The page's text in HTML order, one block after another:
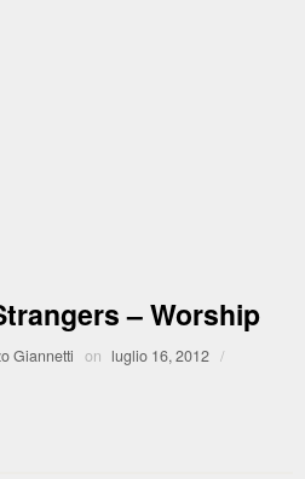
– Worship
Giannetti on luglio 16, 2012 /